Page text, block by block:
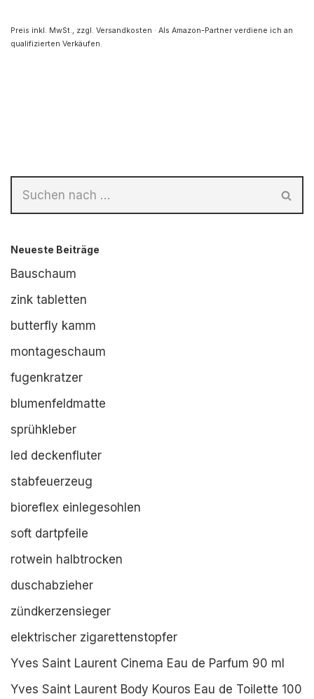
Preis inkl. MwSt., zzgl. Versandkosten · Als Amazon-Partner verdiene ich an
qualifizierten Verkäufen.
Neueste Beiträge
Bauschaum
zink tabletten
butterfly kamm
montageschaum
fugenkratzer
blumenfeldmatte
sprühkleber
led deckenfluter
stabfeuerzeug
bioreflex einlegesohlen
soft dartpfeile
rotwein halbtrocken
duschabzieher
zündkerzensieger
elektrischer zigarettenstopfer
Yves Saint Laurent Cinema Eau de Parfum 90 ml
Yves Saint Laurent Body Kouros Eau de Toilette 100